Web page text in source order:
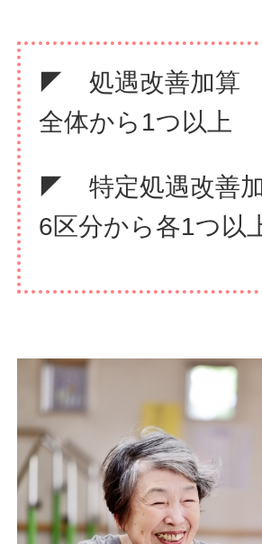
◤ 処遇改善加
全体から1つ以上
◤ 特定処遇改善
6区分から各1つ以